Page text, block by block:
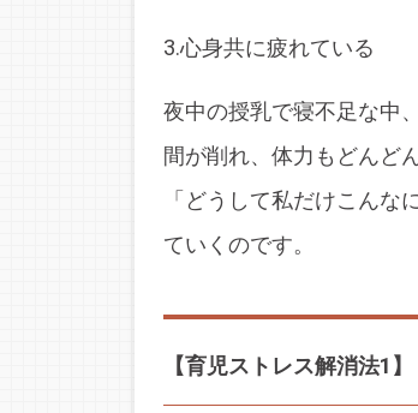
3.心身共に疲れている
夜中の授乳で寝不足な中
間が削れ、体力もどんど
「どうして私だけこん
ていくのです。
【育児ストレス解消法1